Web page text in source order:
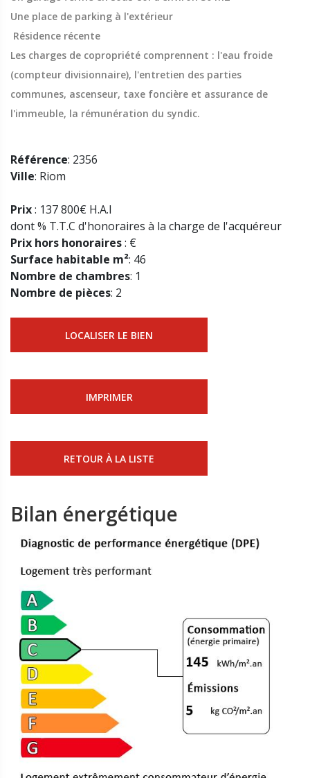
Une place de parking à l'extérieur
Résidence récente
Les charges de copropriété comprennent : l'eau froide
(compteur divisionnaire), l'entretien des parties
communes, ascenseur, taxe foncière et assurance de
l'immeuble, la rémunération du syndic.
Référence: 2356
Ville: Riom
Prix: 137 800€ H.A.I
dont % T.T.C d'honoraires à la charge de l'acquéreur
Prix hors honoraires: €
Surface habitable m²: 46
Nombre de chambres: 1
Nombre de pièces: 2
LOCALISER LE BIEN
IMPRIMER
RETOUR À LA LISTE
Bilan énergétique